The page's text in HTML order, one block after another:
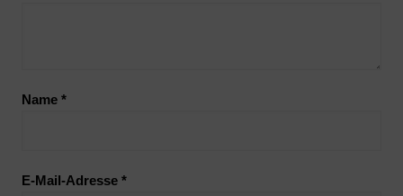
Name *
E-Mail-Adresse *